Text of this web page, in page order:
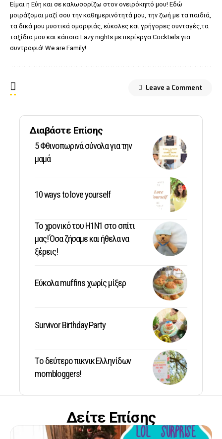
Είμαι η Εύη και σε καλωσορίζω στον ονειρόκηπό μου! Εδώ
μοιράζομαι μαζί σου την καθημερινότητά μου, την ζωή με τα παιδιά,
τα δικά μου μυστικά ομορφιάς, εύκολες και γρήγορες συνταγές,τα
ταξίδια μου και κάποια Lazy nights με περίεργα Cocktails για
συντροφιά! We are Family!
Leave a Comment
Διαβάστε Επίσης
5 Φθινοπωρινά σύνολα για την
μαμά
10 ways to love yourself
Το χρονικό του Η1Ν1 στο σπίτι
μας! Όσα ζήσαμε και ήθελα να
ξέρεις!
Εύκολα muffins χωρίς μίξερ
Survivor Birthday Party
Tο δεύτερο πικνικ Ελληνίδων
mombloggers!
Δείτε Επίσης